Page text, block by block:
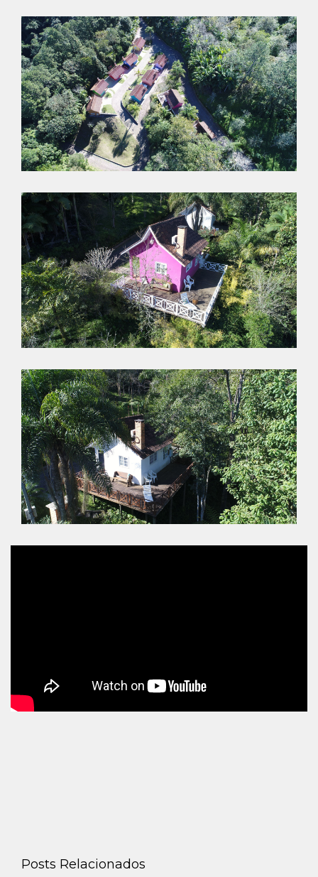
Posts Relacionados